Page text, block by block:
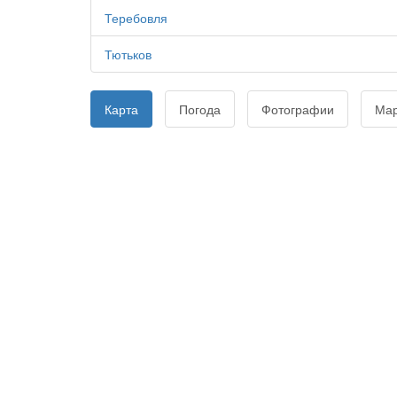
Теребовля
Тютьков
Карта Погода Фотографии